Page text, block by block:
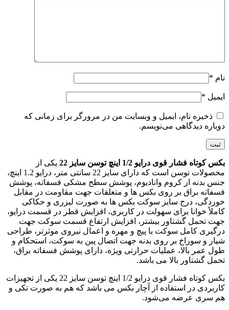
نام *
ایمیل *
ذخیره نام، ایمیل و وبسایت من در مرورگر برای زمانی که
دوباره دیدگاهی می‌نویسم.
بکس کوتاه فشار قوی درایو 1/2 اینچ توسن سایز 22
یکی از
محصولات توسن است که دارای سایز 22 سانتی متر، درایو 1.2 اینچ،
جنس بدنه از کروم وانادیوم، پوشش سطح مشکی فسفاته، پوشش
فسفاته براق بر روی بکس ها و متعلقات جهت مقاومت در مقابل
خوردگی، درج سایز سوکت بکس ها به صورت لیزری و حکاکی
کاملاً خوانا برای سهولت در کاربری، افزایش قطر در قسمت درایو،
جهت تحمل گشتاور بیشتر، افزایش ارتفاع قسمت سوکت جهت
درگیری کامل سوکت با پیچ و مهره و اعمال نیروی موثرتر، طراحی
شیار و سوراخ بر روی بدنه جهت اتصال پین به سوکت، استحکام و
طول عمر بالا، عملیات حرارتی ویژه، دارای پوشش فسفاته براق،
تحمل گشتاور بالا می باشد.
بکس کوتاه فشار قوی درایو 1/2 اینچ توسن سایز 22 یکی از تجهیزات
کاربردی در استفاده از آچار بکس می باشد که هم به صورت تکی و
هم سری عرضه می‌شود.